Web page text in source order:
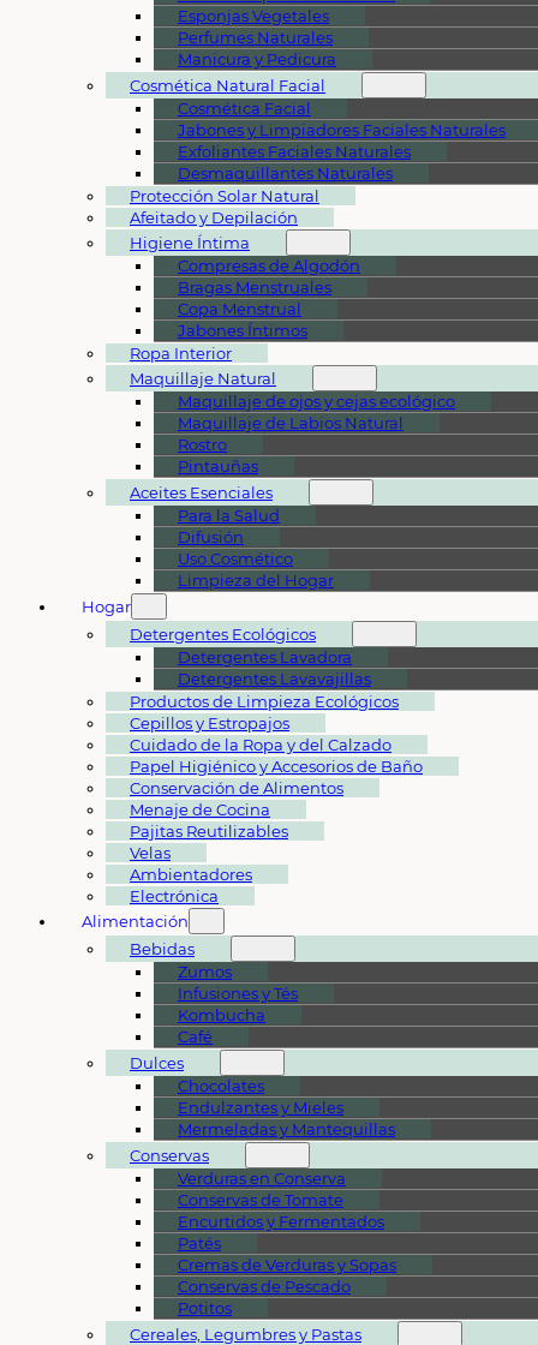
Esponjas Vegetales
Perfumes Naturales
Manicura y Pedicura
Cosmética Natural Facial
Cosmética Facial
Jabones y Limpiadores Faciales Naturales
Exfoliantes Faciales Naturales
Desmaquillantes Naturales
Protección Solar Natural
Afeitado y Depilación
Higiene Íntima
Compresas de Algodón
Bragas Menstruales
Copa Menstrual
Jabones Íntimos
Ropa Interior
Maquillaje Natural
Maquillaje de ojos y cejas ecológico
Maquillaje de Labios Natural
Rostro
Pintauñas
Aceites Esenciales
Para la Salud
Difusión
Uso Cosmético
Limpieza del Hogar
Hogar
Detergentes Ecológicos
Detergentes Lavadora
Detergentes Lavavajillas
Productos de Limpieza Ecológicos
Cepillos y Estropajos
Cuidado de la Ropa y del Calzado
Papel Higiénico y Accesorios de Baño
Conservación de Alimentos
Menaje de Cocina
Pajitas Reutilizables
Velas
Ambientadores
Electrónica
Alimentación
Bebidas
Zumos
Infusiones y Tés
Kombucha
Café
Dulces
Chocolates
Endulzantes y Mieles
Mermeladas y Mantequillas
Conservas
Verduras en Conserva
Conservas de Tomate
Encurtidos y Fermentados
Patés
Cremas de Verduras y Sopas
Conservas de Pescado
Potitos
Cereales, Legumbres y Pastas